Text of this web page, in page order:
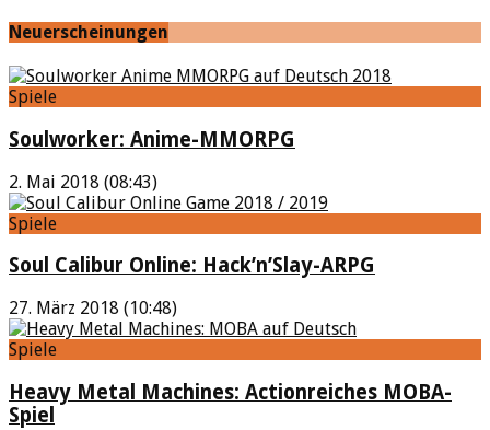
Neuerscheinungen
Spiele
Soulworker: Anime-MMORPG
2. Mai 2018 (08:43)
Spiele
Soul Calibur Online: Hack’n’Slay-ARPG
27. März 2018 (10:48)
Spiele
Heavy Metal Machines: Actionreiches MOBA-
Spiel